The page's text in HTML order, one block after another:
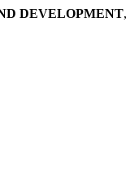
DEVELOPMENT,